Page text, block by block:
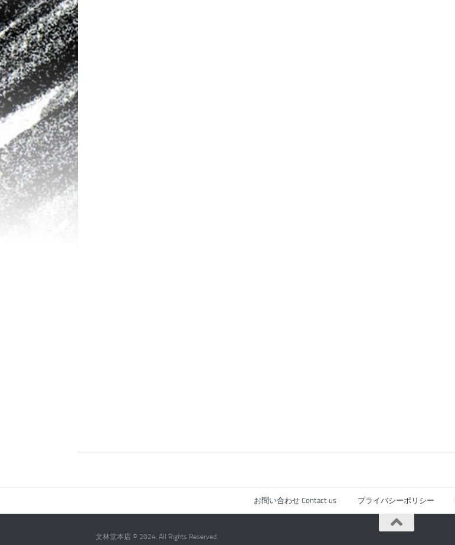
お問い合わせ Contact us プライバシーポリシー
文林堂本店 © 2024. All Rights Reserved.